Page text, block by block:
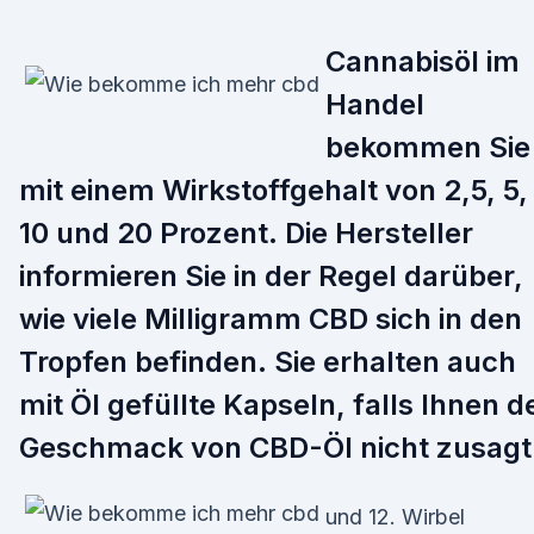
Cannabisöl im
Handel
bekommen Sie
mit einem Wirkstoffgehalt von 2,5, 5,
10 und 20 Prozent. Die Hersteller
informieren Sie in der Regel darüber,
wie viele Milligramm CBD sich in den
Tropfen befinden. Sie erhalten auch
mit Öl gefüllte Kapseln, falls Ihnen
Geschmack von CBD-Öl nicht
und 12. Wirbel